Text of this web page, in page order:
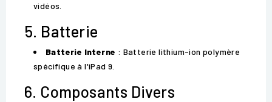
vidéos.
5. Batterie
Batterie Interne : Batterie lithium-ion polymère
spécifique à l'iPad 9.
6. Composants Divers